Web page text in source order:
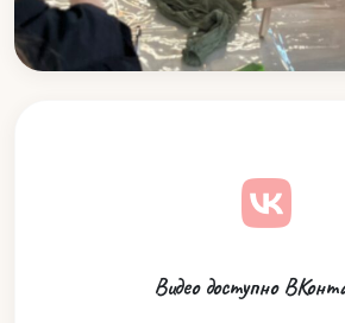
Видео доступно